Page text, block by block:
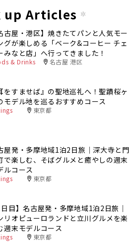
up Articles
古屋・港区】焼きたてパンと人気モー
グが楽しめる「ベーク&コーヒー チェ
みなと店」へ行ってきました！
& Drinks 名古屋 港区
をすませば』の聖地巡礼へ！聖蹟桜ヶ
モデル地を巡るおすすめコース
東京都
屋発・多摩地域1泊2日旅｜深大寺と門
で楽しむ、そばグルメと癒やしの週末
ルコース
東京都
日目】名古屋発・多摩地域1泊2日旅｜
リオピューロランドと立川グルメを楽
週末モデルコース
東京都